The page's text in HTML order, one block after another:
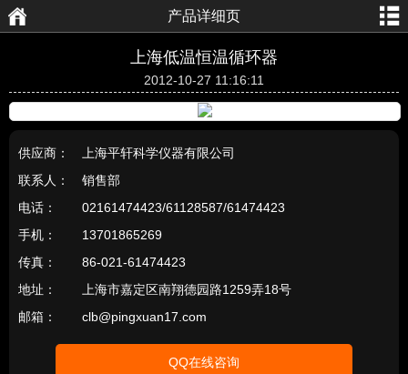
产品详细页
上海低温恒温循环器
2012-10-27 11:16:11
供应商：
上海平轩科学仪器有限公司
联系人：
销售部
电话：
02161474423/61128587/61474423
手机：
13701865269
传真：
86-021-61474423
地址：
上海市嘉定区南翔德园路1259弄18号
邮箱：
clb@pingxuan17.com
QQ在线咨询